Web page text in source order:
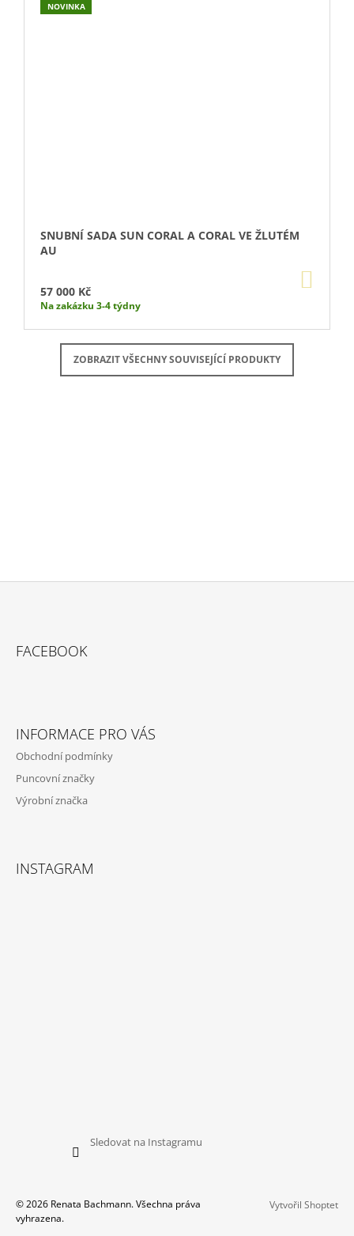
NOVINKA
SNUBNÍ SADA SUN CORAL A CORAL VE ŽLUTÉM
AU
57 000 Kč
Na zakázku 3-4 týdny
ZOBRAZIT VŠECHNY SOUVISEJÍCÍ PRODUKTY
FACEBOOK
INFORMACE PRO VÁS
Obchodní podmínky
Puncovní značky
Výrobní značka
INSTAGRAM
Sledovat na Instagramu
Vytvořil Shoptet
© 2026 Renata Bachmann. Všechna práva
vyhrazena.